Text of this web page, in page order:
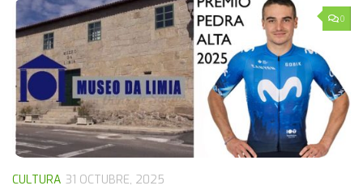
0
CULTURA 31 OCTUBRE, 2025